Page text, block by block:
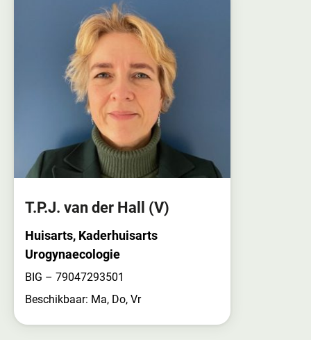
T.P.J. van der Hall (V)
Huisarts, Kaderhuisarts
Urogynaecologie
BIG – 79047293501
Beschikbaar: Ma, Do, Vr